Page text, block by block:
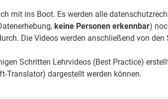
mit ins Boot. Es werden alle
keine Personen erkennbar)
Die Videos werden anschließend von
Schritten Lehrvideos (Best Practice)
Translator) dargestellt werden können.